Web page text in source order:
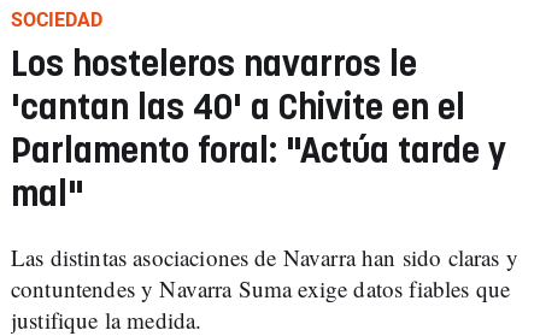
SOCIEDAD
Los hosteleros navarros le
'cantan las 40' a Chivite en el
Parlamento foral: "Actúa tarde y
mal"
Las distintas asociaciones de Navarra han sido claras y
contuntendes y Navarra Suma exige datos fiables que
justifique la medida.